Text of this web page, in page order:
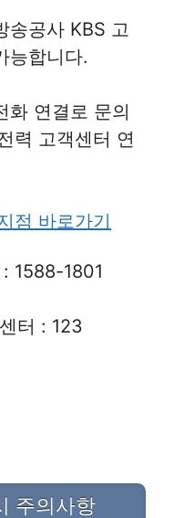
송공사 KBS 고
능합니다.
화 연결로 문의
력 고객센터 연
점 바로가기
1588-1801
터 : 123
주의사항